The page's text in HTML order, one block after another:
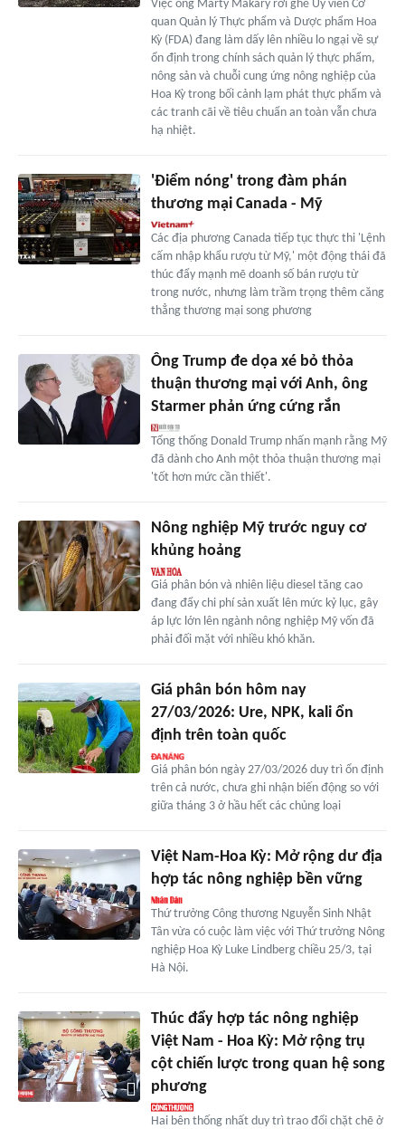
Việc ông Marty Makary rời ghế Ủy viên Cơ
quan Quản lý Thực phẩm và Dược phẩm Hoa
Kỳ (FDA) đang làm dấy lên nhiều lo ngại về sự
ổn định trong chính sách quản lý thực phẩm,
nông sản và chuỗi cung ứng nông nghiệp của
Hoa Kỳ trong bối cảnh lạm phát thực phẩm và
các tranh cãi về tiêu chuẩn an toàn vẫn chưa
hạ nhiệt.
'Điểm nóng' trong đàm phán
thương mại Canada - Mỹ
Các địa phương Canada tiếp tục thực thi 'Lệnh
cấm nhập khẩu rượu từ Mỹ,' một động thái đã
thúc đẩy mạnh mẽ doanh số bán rượu từ
trong nước, nhưng làm trầm trọng thêm căng
thẳng thương mại song phương
Ông Trump đe dọa xé bỏ thỏa
thuận thương mại với Anh, ông
Starmer phản ứng cứng rắn
Tổng thống Donald Trump nhấn mạnh rằng Mỹ
đã dành cho Anh một thỏa thuận thương mại
'tốt hơn mức cần thiết'.
Nông nghiệp Mỹ trước nguy cơ
khủng hoảng
Giá phân bón và nhiên liệu diesel tăng cao
đang đẩy chi phí sản xuất lên mức kỷ lục, gây
áp lực lớn lên ngành nông nghiệp Mỹ vốn đã
phải đối mặt với nhiều khó khăn.
Giá phân bón hôm nay
27/03/2026: Ure, NPK, kali ổn
định trên toàn quốc
Giá phân bón ngày 27/03/2026 duy trì ổn định
trên cả nước, chưa ghi nhận biến động so với
giữa tháng 3 ở hầu hết các chủng loại
Việt Nam-Hoa Kỳ: Mở rộng dư địa
hợp tác nông nghiệp bền vững
Thứ trưởng Công thương Nguyễn Sinh Nhật
Tân vừa có cuộc làm việc với Thứ trưởng Nông
nghiệp Hoa Kỳ Luke Lindberg chiều 25/3, tại
Hà Nội.
Thúc đẩy hợp tác nông nghiệp
Việt Nam - Hoa Kỳ: Mở rộng trụ
cột chiến lược trong quan hệ song
phương
Hai bên thống nhất duy trì trao đổi chặt chẽ ở